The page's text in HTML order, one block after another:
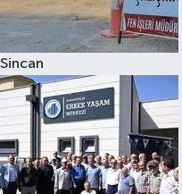
Sincan